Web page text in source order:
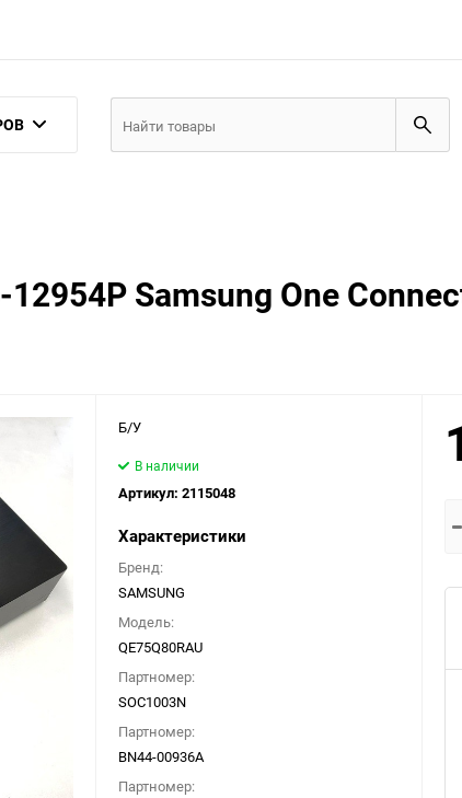
Samsung One
Б/У
В наличии
Артикул: 2115048
Характеристики
Бренд:
SAMSUNG
Модель:
QE75Q80RAU
Партномер:
SOC1003N
Партномер:
BN44-00936A
Партномер: